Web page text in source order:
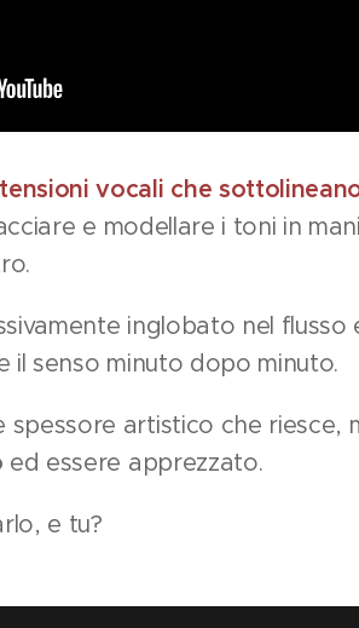
vocali che
e modellare i toni in
inglobato nel flusso
il senso minuto dopo minuto.
artistico che riesce,
ed essere apprezzato.
e tu?